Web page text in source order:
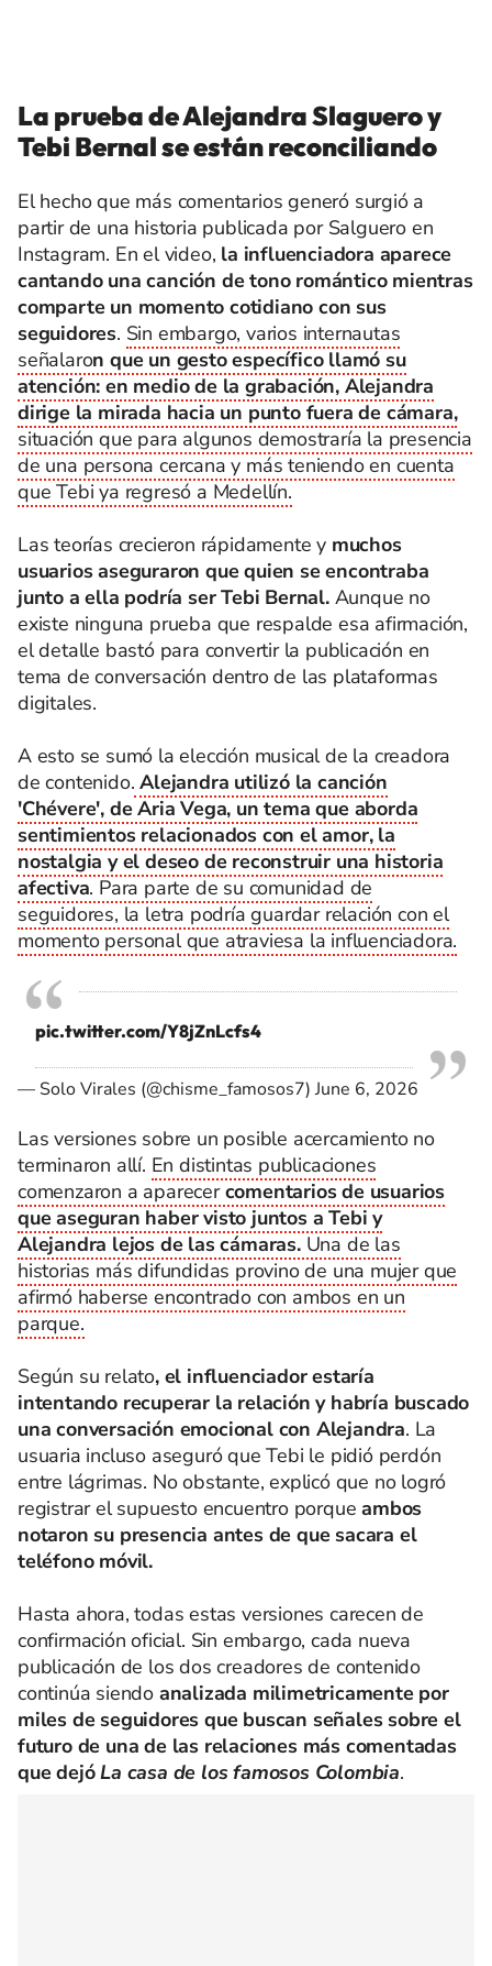
La prueba de Alejandra Slaguero y
Tebi Bernal se están reconciliando
El hecho que más comentarios generó surgió a
partir de una historia publicada por Salguero en
Instagram. En el video, la influenciadora aparece
cantando una canción de tono romántico mientras
comparte un momento cotidiano con sus
seguidores. Sin embargo, varios internautas
señalaron que un gesto específico llamó su
atención: en medio de la grabación, Alejandra
dirige la mirada hacia un punto fuera de cámara,
situación que para algunos demostraría la presencia
de una persona cercana y más teniendo en cuenta
que Tebi ya regresó a Medellín.
Las teorías crecieron rápidamente y muchos
usuarios aseguraron que quien se encontraba
junto a ella podría ser Tebi Bernal.Aunque no
existe ninguna prueba que respalde esa afirmación,
el detalle bastó para convertir la publicación en
tema de conversación dentro de las plataformas
digitales.
A esto se sumó la elección musical de la creadora
de contenido. Alejandra utilizó la canción
'Chévere', de Aria Vega, un tema que aborda
sentimientos relacionados con el amor, la
nostalgia y el deseo de reconstruir una historia
afectiva. Para parte de su comunidad de
seguidores, la letra podría guardar relación con el
momento personal que atraviesa la influenciadora.
pic.twitter.com/Y8jZnLcfs4
— Solo Virales (@chisme_famosos7)June 6, 2026
Las versiones sobre un posible acercamiento no
terminaron allí. En distintas publicaciones
comenzaron a aparecercomentarios de usuarios
que aseguran haber visto juntos a Tebi y
Alejandra lejos de las cámaras.Una de las
historias más difundidas provino de una mujer que
afirmó haberse encontrado con ambos en un
parque.
Según su relato, el influenciador estaría
intentando recuperar la relación y habría buscado
una conversación emocional con Alejandra. La
usuaria incluso aseguró que Tebi le pidió perdón
entre lágrimas. No obstante, explicó que no logró
registrar el supuesto encuentro porque ambos
notaron su presencia antes de que sacara el
teléfono móvil.
Hasta ahora, todas estas versiones carecen de
confirmación oficial. Sin embargo, cada nueva
publicación de los dos creadores de contenido
continúa siendo analizada milimetricamente por
miles de seguidores que buscan señales sobre el
futuro de una de las relaciones más comentadas
que dejóLa casa de los famosos Colombia.